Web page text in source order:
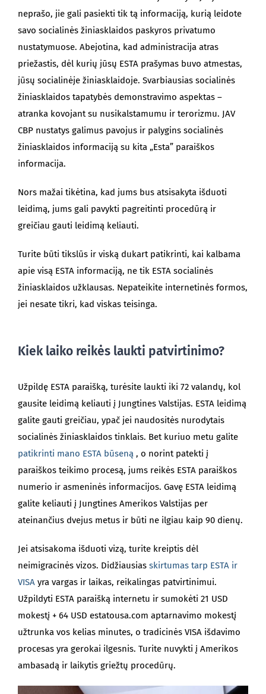
neprašo, jie gali pasiekti tik tą informaciją, kurią leidote
savo socialinės žiniasklaidos paskyros privatumo
nustatymuose. Abejotina, kad administracija atras
priežastis, dėl kurių jūsų ESTA prašymas buvo atmestas,
jūsų socialinėje žiniasklaidoje. Svarbiausias socialinės
žiniasklaidos tapatybės demonstravimo aspektas –
atranka kovojant su nusikalstamumu ir terorizmu. JAV
CBP nustatys galimus pavojus ir palygins socialinės
žiniasklaidos informaciją su kita „Esta” paraiškos
informacija.
Nors mažai tikėtina, kad jums bus atsisakyta išduoti
leidimą, jums gali pavykti pagreitinti procedūrą ir
greičiau gauti leidimą keliauti.
Turite būti tikslūs ir viską dukart patikrinti, kai kalbama
apie visą ESTA informaciją, ne tik ESTA socialinės
žiniasklaidos užklausas. Nepateikite internetinės formos,
jei nesate tikri, kad viskas teisinga.
Kiek laiko reikės laukti patvirtinimo?
Užpildę ESTA paraišką, turėsite laukti iki 72 valandų, kol
gausite leidimą keliauti į Jungtines Valstijas. ESTA leidimą
galite gauti greičiau, ypač jei naudositės nurodytais
socialinės žiniasklaidos tinklais. Bet kuriuo metu galite
patikrinti mano ESTA būseną, o norint patekti į
paraiškos teikimo procesą, jums reikės ESTA paraiškos
numerio ir asmeninės informacijos. Gavę ESTA leidimą
galite keliauti į Jungtines Amerikos Valstijas per
ateinančius dvejus metus ir būti ne ilgiau kaip 90 dienų.
Jei atsisakoma išduoti vizą, turite kreiptis dėl
neimigracinės vizos. Didžiausias skirtumas tarp ESTA ir
VISAyra vargas ir laikas, reikalingas patvirtinimui.
Užpildyti ESTA paraišką internetu ir sumokėti 21 USD
mokestį + 64 USD estatousa.com aptarnavimo mokestį
užtrunka vos kelias minutes, o tradicinės VISA išdavimo
procesas yra gerokai ilgesnis. Turite nuvykti į Amerikos
ambasadą ir laikytis griežtų procedūrų.